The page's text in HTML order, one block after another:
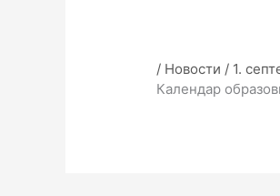
/ Новости / 1.
Календар